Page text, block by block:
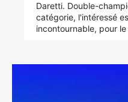
Daretti. Double-
catégorie, l'intéressé
incontournable, pour